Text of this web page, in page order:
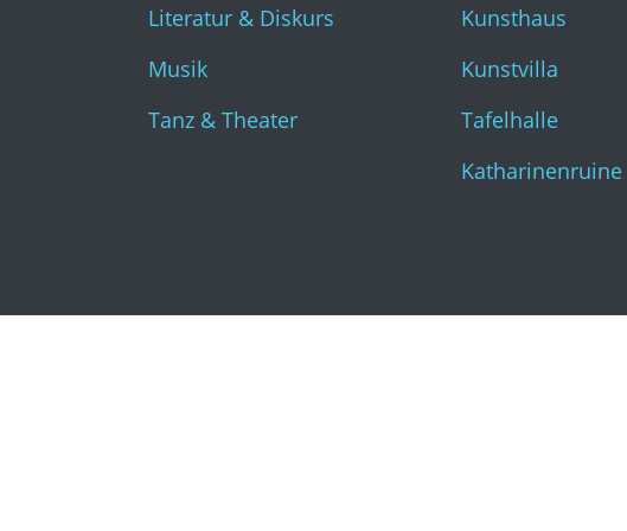
Literatur & Diskurs
Musik
Tanz & Theater
Kunsthaus
Kunstvilla
Tafelhalle
Katharinenruine